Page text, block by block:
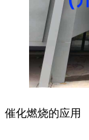
催化燃烧的应用